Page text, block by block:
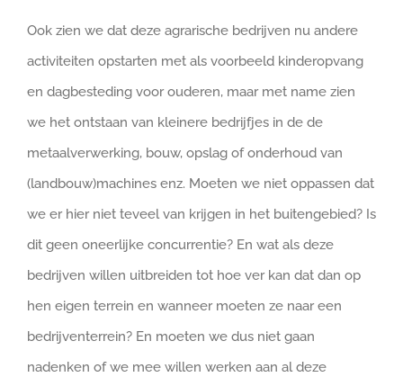
Ook zien we dat deze agrarische bedrijven nu andere
activiteiten opstarten met als voorbeeld kinderopvang
en dagbesteding voor ouderen, maar met name zien
we het ontstaan van kleinere bedrijfjes in de de
metaalverwerking, bouw, opslag of onderhoud van
(landbouw)machines enz. Moeten we niet oppassen dat
we er hier niet teveel van krijgen in het buitengebied? Is
dit geen oneerlijke concurrentie? En wat als deze
bedrijven willen uitbreiden tot hoe ver kan dat dan op
hen eigen terrein en wanneer moeten ze naar een
bedrijventerrein? En moeten we dus niet gaan
nadenken of we mee willen werken aan al deze